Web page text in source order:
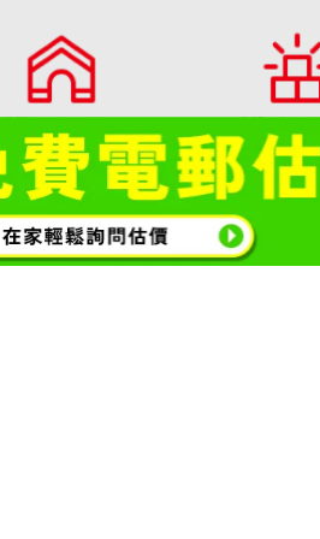
收購日期: 2026年5月
收購專門店・大寶屋
(OTAKARAYA)首頁
收購品類一
包包・精品收購